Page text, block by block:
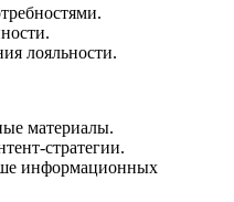
лояльности.
материалы.
стратегии.
информационных